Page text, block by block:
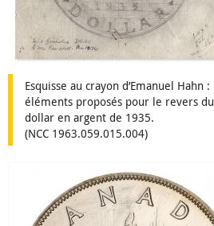
Esquisse au crayon d’Emanuel Hahn :
éléments proposés pour le revers du
dollar en argent de 1935.
(NCC 1963.059.015.004)